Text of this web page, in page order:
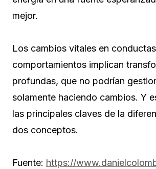
mejor.
Los cambios vitales en
comportamientos implican
profundas, que no podrían
solamente haciendo cambios. Y
las principales claves de la
dos conceptos.
Fuente: https://